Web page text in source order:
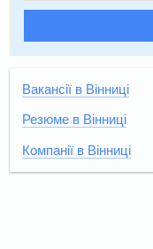
Вакансії в Вінниці
Резюме в Вінниці
Компанії в Вінниці